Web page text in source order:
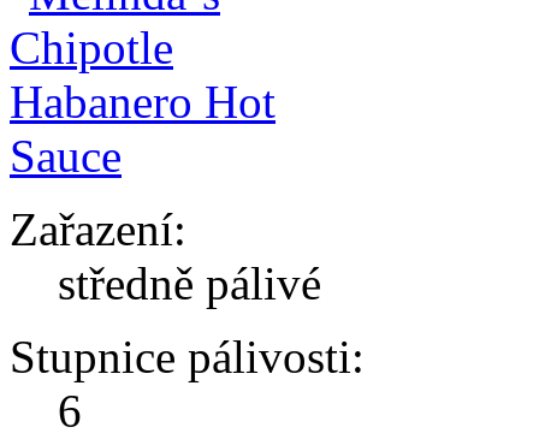
Zařazení:
středně pálivé
Stupnice pálivosti:
6